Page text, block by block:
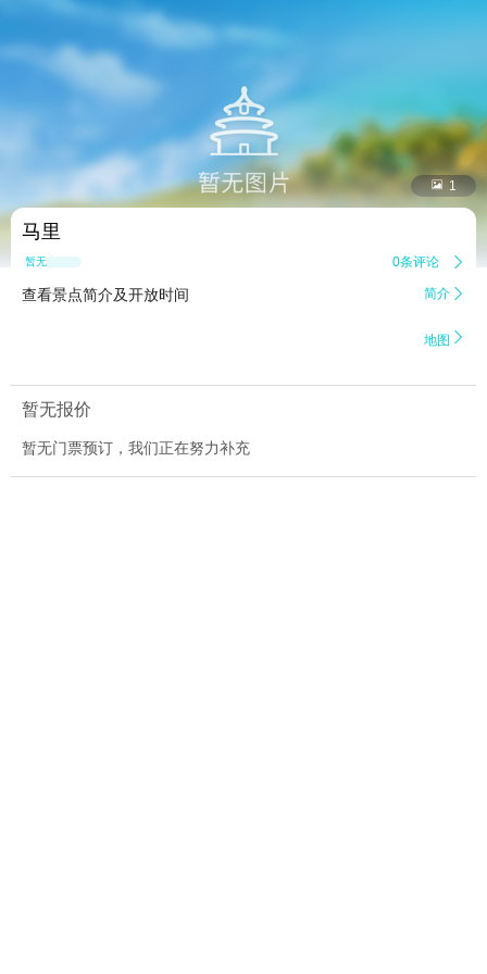
 1
马里
暂无点评 0条评论 
查看景点简介及开放时间 简介 
地图 
暂无报价
暂无门票预订，我们正在努力补充